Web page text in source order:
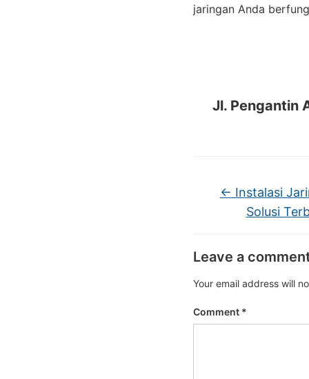
jaringan Anda
Jl. Pengantin
← Instalasi
Solusi
Leave a
Your email address will
Comment *